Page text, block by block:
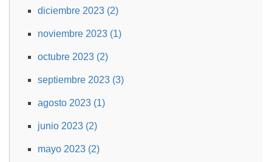
diciembre 2023 (2)
noviembre 2023 (1)
octubre 2023 (2)
septiembre 2023 (3)
agosto 2023 (1)
junio 2023 (2)
mayo 2023 (2)